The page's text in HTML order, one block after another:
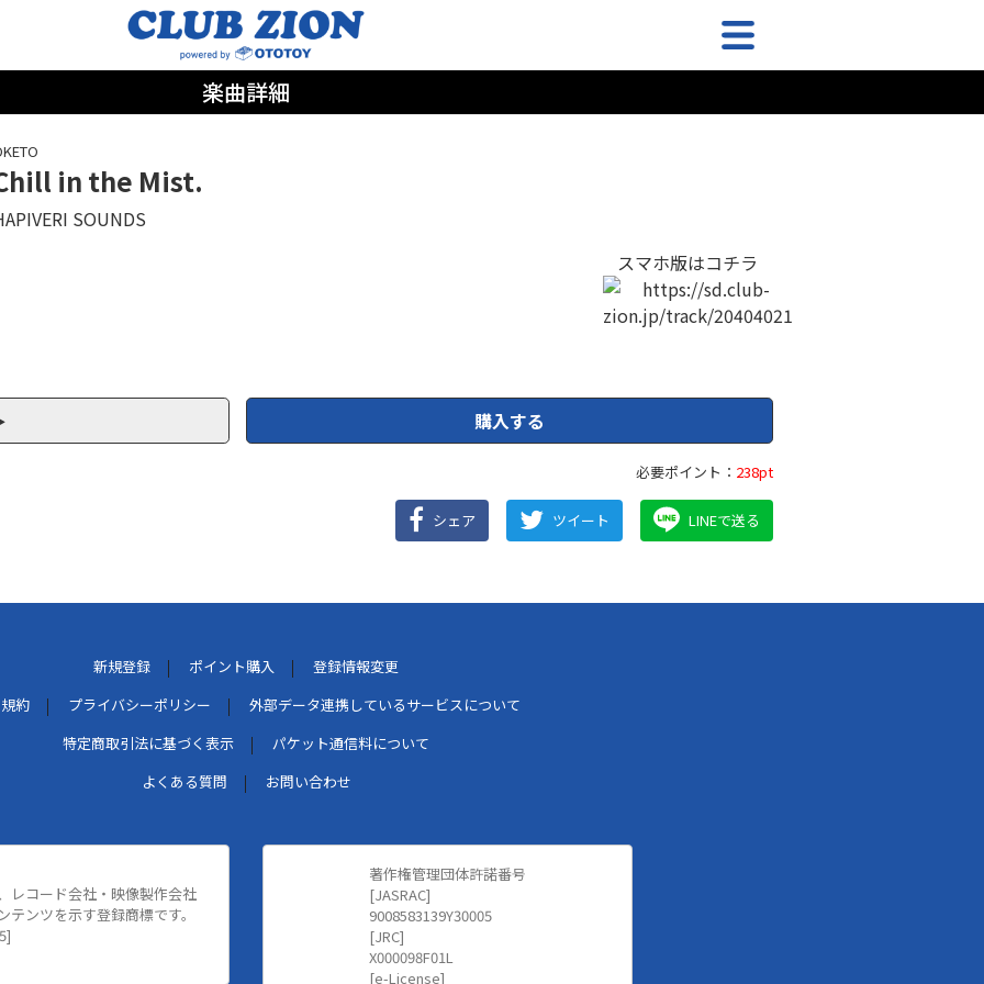
楽曲詳細
in the Mist.
SOUNDS
スマホ版はコチラ
購入する
必要ポイント： 238pt
シェア ツイート LINEで送る
新規登録 ポイント購入
登録情報変更
約
プライバシーポリシー
外部データ連携しているサービスについて
特定商取引法に基づく表示
パケット通信料について
よくある質問
お問い合わせ
レコード会社・映像製作会社
テンツを示す登録商標です。
著作権管理団体許諾番号
[JASRAC]
9008583139Y30005
[JRC]
X000098F01L
[e-License]